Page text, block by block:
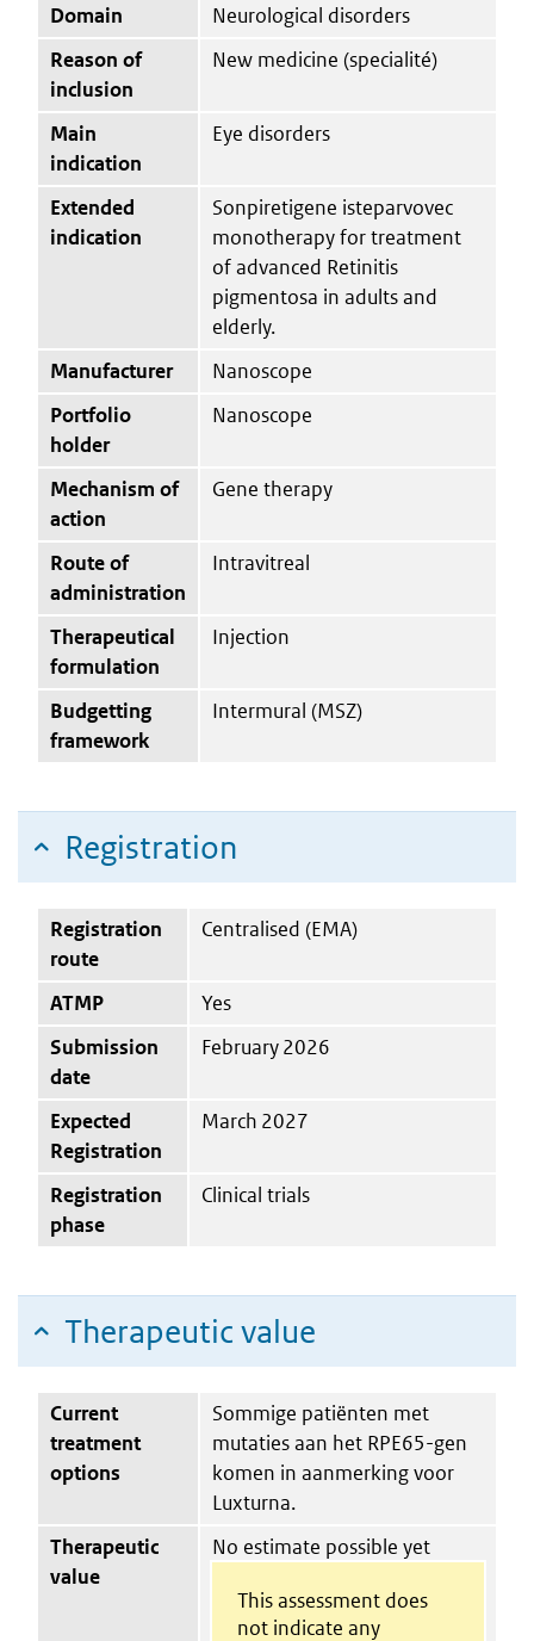
Domain
Neurological disorders
Reason of
inclusion
New medicine (specialité)
Main
indication
Eye disorders
Extended
indication
Sonpiretigene isteparvovec
monotherapy for treatment
of advanced Retinitis
pigmentosa in adults and
elderly.
Manufacturer
Nanoscope
Portfolio
holder
Nanoscope
Mechanism of
action
Gene therapy
Route of
administration
Intravitreal
Therapeutical
formulation
Injection
Budgetting
framework
Intermural (MSZ)
Registration
Registration
route
Centralised (EMA)
ATMP
Yes
Submission
date
February 2026
Expected
Registration
March 2027
Registration
phase
Clinical trials
Therapeutic value
Current
treatment
options
Sommige patiënten met
mutaties aan het RPE65-gen
komen in aanmerking voor
Luxturna.
Therapeutic
value
No estimate possible yet
This assessment does
not indicate any